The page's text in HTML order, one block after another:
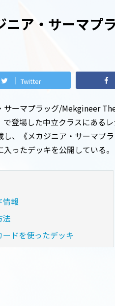
ニア・サーマプ
Twitter
サーマプラッグ/Mekgineer
で登場した中立クラスにある
し、《メカジニア・サーマプ
ったデッキを公開している。
情報
法
ードを使ったデッキ